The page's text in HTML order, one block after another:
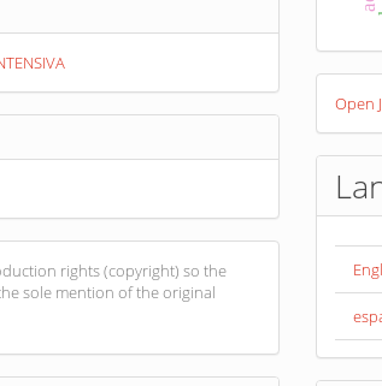
rights (copyright) so the
sole mention of the original
ByOpen